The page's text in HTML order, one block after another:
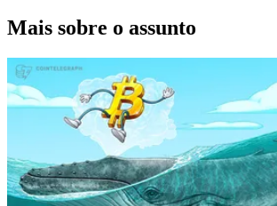
Mais sobre o assunto